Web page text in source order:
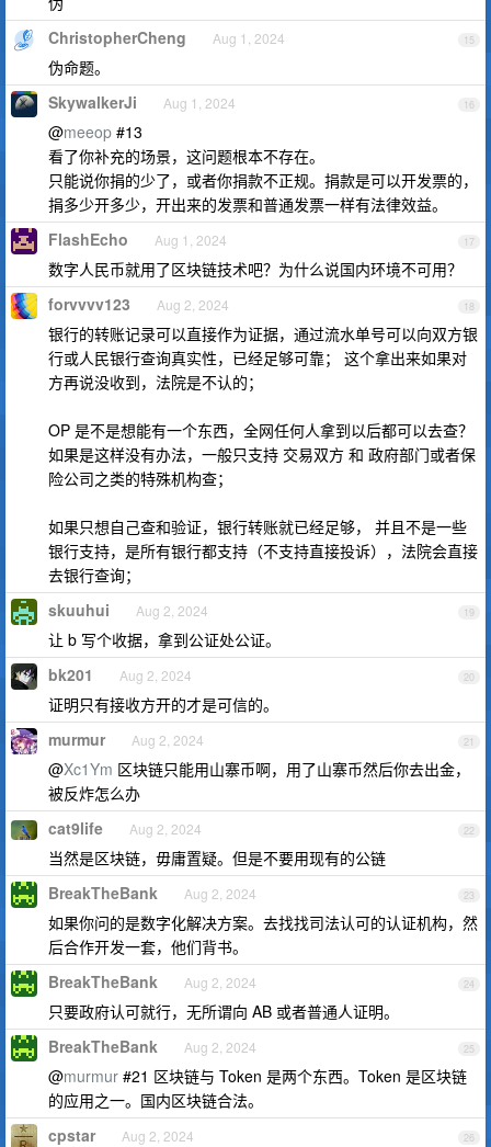
15
ChristopherCheng Aug 1, 2024
伪命题。
16
SkywalkerJi Aug 1, 2024
@meeop #13
看了你补充的场景，这问题根本不存在。
只能说你捐的少了，或者你捐款不正规。捐款是可以开发票的，
捐多少开多少，开出来的发票和普通发票一样有法律效益。
17
FlashEcho Aug 1, 2024
数字人民币就用了区块链技术吧？为什么说国内环境不可用？
18
forvvvv123 Aug 2, 2024
银行的转账记录可以直接作为证据，通过流水单号可以向双方银
行或人民银行查询真实性，已经足够可靠； 这个拿出来如果对
方再说没收到，法院是不认的；
OP 是不是想能有一个东西，全网任何人拿到以后都可以去查？
如果是这样没有办法，一般只支持 交易双方 和 政府部门或者保
险公司之类的特殊机构查；
如果只想自己查和验证，银行转账就已经足够， 并且不是一些
银行支持，是所有银行都支持（不支持直接投诉），法院会直接
去银行查询；
19
skuuhui Aug 2, 2024
让 b 写个收据，拿到公证处公证。
20
bk201 Aug 2, 2024
证明只有接收方开的才是可信的。
21
murmur Aug 2, 2024
@Xc1Ym 区块链只能用山寨币啊，用了山寨币然后你去出金，
被反炸怎么办
22
cat9life Aug 2, 2024
当然是区块链，毋庸置疑。但是不要用现有的公链
23
BreakTheBank Aug 2, 2024
如果你问的是数字化解决方案。去找找司法认可的认证机构，然
后合作开发一套，他们背书。
24
BreakTheBank Aug 2, 2024
只要政府认可就行，无所谓向 AB 或者普通人证明。
25
BreakTheBank Aug 2, 2024
@murmur #21 区块链与 Token 是两个东西。Token 是区块链
的应用之一。国内区块链合法。
26
cpstar Aug 2, 2024